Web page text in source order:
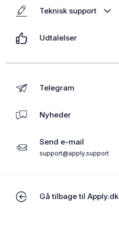
Teknisk support
Udtalelser
Telegram
Nyheder
Send e-mail
support@apply.support
Gå tilbage til Apply.dk